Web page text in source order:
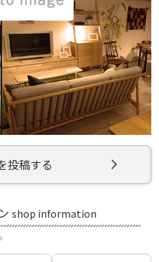
投稿する
shop information